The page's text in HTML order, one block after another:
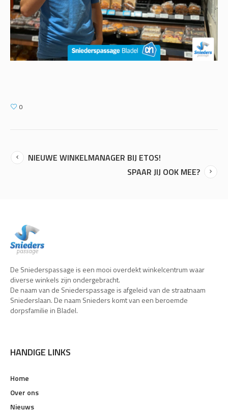
0
NIEUWE WINKELMANAGER BIJ ETOS!
SPAAR JIJ OOK MEE?
De Sniederspassage is een mooi overdekt winkelcentrum waar
diverse winkels zijn ondergebracht.
De naam van de Sniederspassage is afgeleid van de straatnaam
Sniederslaan. De naam Snieders komt van een beroemde
dorpsfamilie in Bladel.
HANDIGE LINKS
Home
Over ons
Nieuws